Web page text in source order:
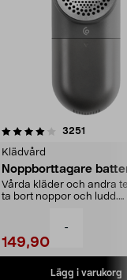
-
3251
Klädvård
Noppborttagare
Vårda kläder och andra
ta bort noppor och ludd.
149,90
Lägg i varukorg
4.5av 5 stjärnor